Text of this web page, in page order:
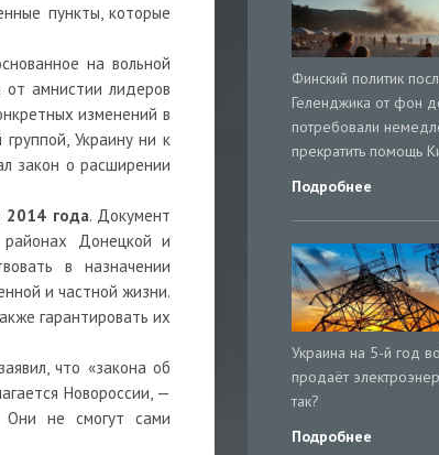
пункты, которые
на вольной
от амнистии лидеров
изменений в
Украину ни к
закон о расширении
2014 года. Документ
районах Донецкой и
в назначении
и частной жизни.
гарантировать их
что «закона об
Новороссии, —
Они не смогут сами
Финский политик
Геленджика от фон
потребовали
прекратить помощь
Подробнее
Украина на 5-й год
продаёт
так?
Подробнее